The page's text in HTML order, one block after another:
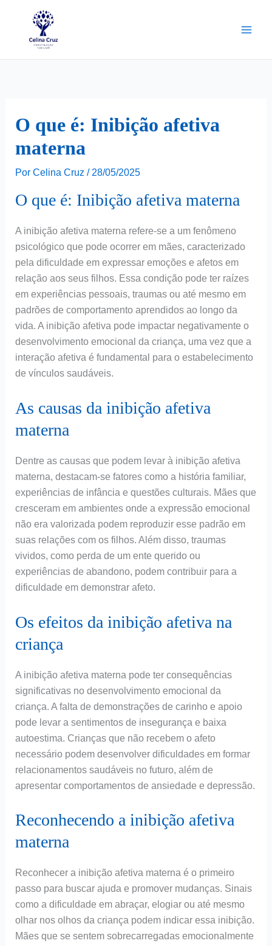
O que é: Inibição afetiva
materna
Por Celina Cruz / 28/05/2025
O que é: Inibição afetiva materna
A inibição afetiva materna refere-se a um fenômeno
psicológico que pode ocorrer em mães, caracterizado
pela dificuldade em expressar emoções e afetos em
relação aos seus filhos. Essa condição pode ter raízes
em experiências pessoais, traumas ou até mesmo em
padrões de comportamento aprendidos ao longo da
vida. A inibição afetiva pode impactar negativamente o
desenvolvimento emocional da criança, uma vez que a
interação afetiva é fundamental para o estabelecimento
de vínculos saudáveis.
As causas da inibição afetiva
materna
Dentre as causas que podem levar à inibição afetiva
materna, destacam-se fatores como a história familiar,
experiências de infância e questões culturais. Mães que
cresceram em ambientes onde a expressão emocional
não era valorizada podem reproduzir esse padrão em
suas relações com os filhos. Além disso, traumas
vividos, como perda de um ente querido ou
experiências de abandono, podem contribuir para a
dificuldade em demonstrar afeto.
Os efeitos da inibição afetiva na
criança
A inibição afetiva materna pode ter consequências
significativas no desenvolvimento emocional da
criança. A falta de demonstrações de carinho e apoio
pode levar a sentimentos de insegurança e baixa
autoestima. Crianças que não recebem o afeto
necessário podem desenvolver dificuldades em formar
relacionamentos saudáveis no futuro, além de
apresentar comportamentos de ansiedade e depressão.
Reconhecendo a inibição afetiva
materna
Reconhecer a inibição afetiva materna é o primeiro
passo para buscar ajuda e promover mudanças. Sinais
como a dificuldade em abraçar, elogiar ou até mesmo
olhar nos olhos da criança podem indicar essa inibição.
Mães que se sentem sobrecarregadas emocionalmente